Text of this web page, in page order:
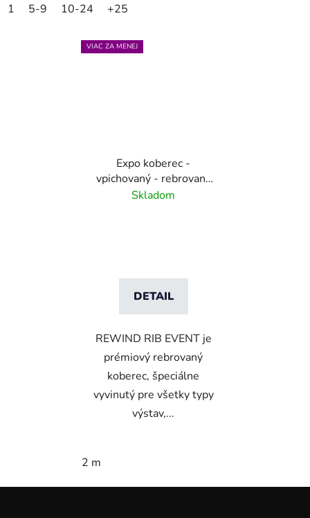
1 5-9 10-24 +25
VIAC ZA MENEJ
Expo koberec -
vpichovaný - rebrovaný
- rôzné farby
Skladom
DETAIL
REWIND RIB EVENT je
prémiový rebrovaný
koberec, špeciálne
vyvinutý pre všetky typy
výstav,...
2 m